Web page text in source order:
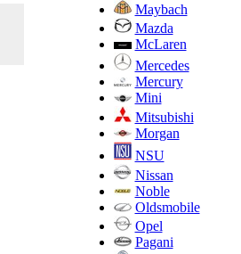
Maybach
Mazda
McLaren
Mercedes
Mercury
Mini
Mitsubishi
Morgan
NSU
Nissan
Noble
Oldsmobile
Opel
Pagani